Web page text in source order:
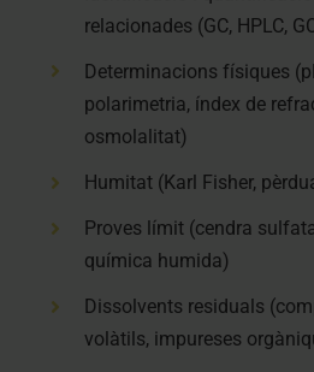
relacionades (GC, HPLC,
Determinacions físiques
polarimetria, índex de
osmolalitat)
Humitat (Karl Fisher,
Proves límit (cendra
química humida)
Dissolvents residuals
volàtils, impureses